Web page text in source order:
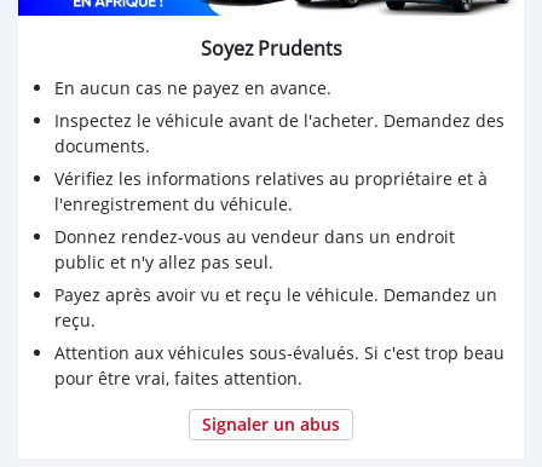
Soyez Prudents
En aucun cas ne payez en avance.
Inspectez le véhicule avant de l'acheter. Demandez des
documents.
Vérifiez les informations relatives au propriétaire et à
l'enregistrement du véhicule.
Donnez rendez-vous au vendeur dans un endroit
public et n'y allez pas seul.
Payez après avoir vu et reçu le véhicule. Demandez un
reçu.
Attention aux véhicules sous-évalués. Si c'est trop beau
pour être vrai, faites attention.
Signaler un abus